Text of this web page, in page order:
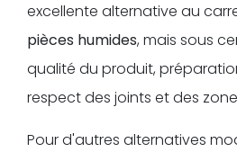
excellente alternative au
pièces humides, mais sous
qualité du produit,
respect des joints et des
Pour d'autres alternatives